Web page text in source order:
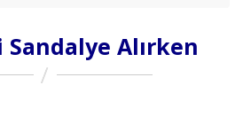
Alırken